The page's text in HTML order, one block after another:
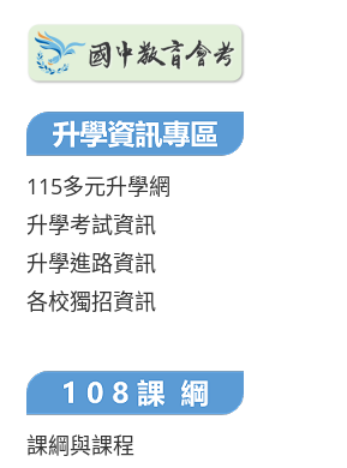
115多元升學網
升學考試資訊
升學進路資訊
各校獨招資訊
課綱與課程